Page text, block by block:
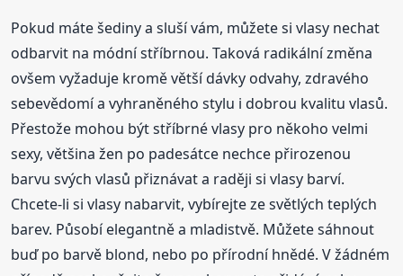
Pokud máte šediny a sluší vám, můžete si vlasy nechat
odbarvit na módní stříbrnou. Taková radikální změna
ovšem vyžaduje kromě větší dávky odvahy, zdravého
sebevědomí a vyhraněného stylu i dobrou kvalitu vlasů.
Přestože mohou být stříbrné vlasy pro někoho velmi
sexy, většina žen po padesátce nechce přirozenou
barvu svých vlasů přiznávat a raději si vlasy barví.
Chcete-li si vlasy nabarvit, vybírejte ze světlých teplých
barev. Působí elegantně a mladistvě. Můžete sáhnout
buď po barvě blond, nebo po přírodní hnědé. V žádném